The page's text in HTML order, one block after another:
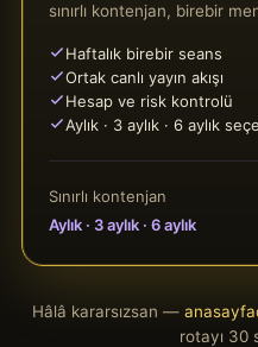
sınırlı kontenjan, birebir
Haftalık birebir seans
Ortak canlı yayın akışı
Hesap ve risk kontrolü
Aylık · 3 aylık · 6 aylık
Sınırlı kontenjan
Aylık · 3 aylık · 6 aylık
Hâlâ kararsızsan —
rotayı 30